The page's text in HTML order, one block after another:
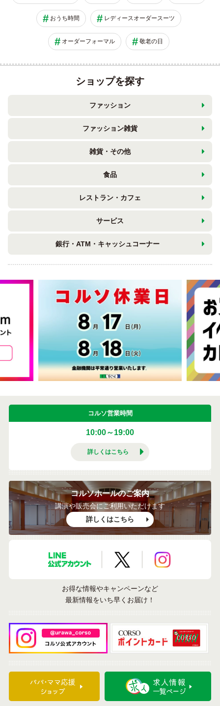
おうち時間 レディースオーダースーツ
オーダーフォーマル 敬老の日
ショップを探す
ファッション
ファッション雑貨
雑貨・その他
食品
レストラン・カフェ
サービス
銀行・ATM・キャッシュコーナー
コルソ営業時間
10:00～19:00
詳しくはこちら
コルソホールのご案内
講演や販売会にご利用いただけます
詳しくはこちら
LINE公式アカウントX公式アカウント
お得な情報やキャンペーンなど
最新情報をいち早くお届け！